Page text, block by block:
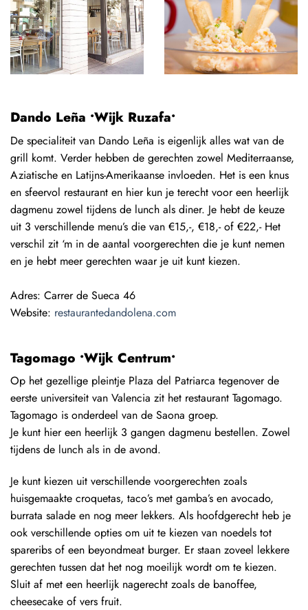
Dando Leña •Wijk Ruzafa•
De specialiteit van Dando Leña is eigenlijk alles wat van de
grill komt. Verder hebben de gerechten zowel Mediterraanse,
Aziatische en Latijns-Amerikaanse invloeden. Het is een knus
en sfeervol restaurant en hier kun je terecht voor een heerlijk
dagmenu zowel tijdens de lunch als diner. Je hebt de keuze
uit 3 verschillende menu’s die van €15,-, €18,- of €22,- Het
verschil zit ‘m in de aantal voorgerechten die je kunt nemen
en je hebt meer gerechten waar je uit kunt kiezen.
Adres: Carrer de Sueca 46
Website: restaurantedandolena.com
Tagomago •Wijk Centrum•
Op het gezellige pleintje Plaza del Patriarca tegenover de
eerste universiteit van Valencia zit het restaurant Tagomago.
Tagomago is onderdeel van de Saona groep.
Je kunt hier een heerlijk 3 gangen dagmenu bestellen. Zowel
tijdens de lunch als in de avond.
Je kunt kiezen uit verschillende voorgerechten zoals
huisgemaakte croquetas, taco’s met gamba’s en avocado,
burrata salade en nog meer lekkers. Als hoofdgerecht heb je
ook verschillende opties om uit te kiezen van noedels tot
spareribs of een beyondmeat burger. Er staan zoveel lekkere
gerechten tussen dat het nog moeilijk wordt om te kiezen.
Sluit af met een heerlijk nagerecht zoals de banoffee,
cheesecake of vers fruit.